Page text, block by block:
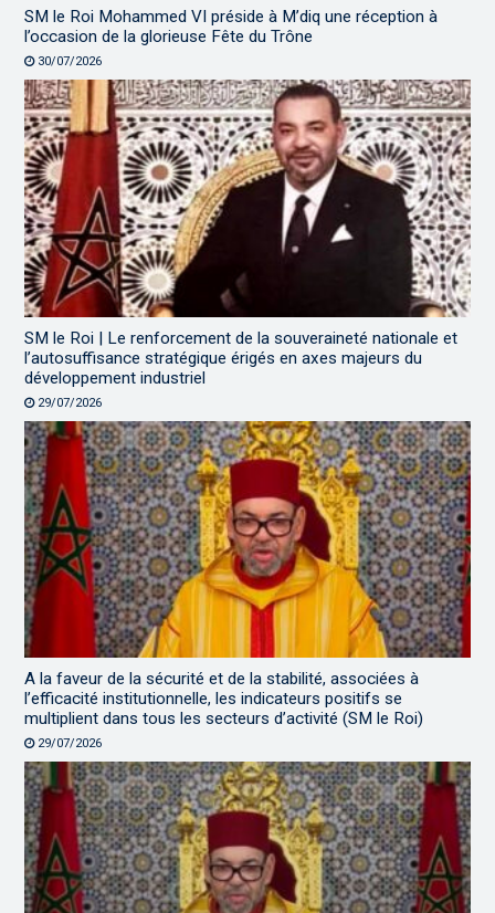
SM le Roi Mohammed VI préside à M’diq une réception à
l’occasion de la glorieuse Fête du Trône
30/07/2026
SM le Roi | Le renforcement de la souveraineté nationale et
l’autosuffisance stratégique érigés en axes majeurs du
développement industriel
29/07/2026
A la faveur de la sécurité et de la stabilité, associées à
l’efficacité institutionnelle, les indicateurs positifs se
multiplient dans tous les secteurs d’activité (SM le Roi)
29/07/2026